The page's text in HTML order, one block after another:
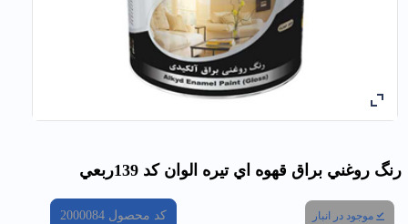
رنگ روغني براق قهوه اي تیره الوان کد 139ربعي
موجود در انبار کد محصول 2000084